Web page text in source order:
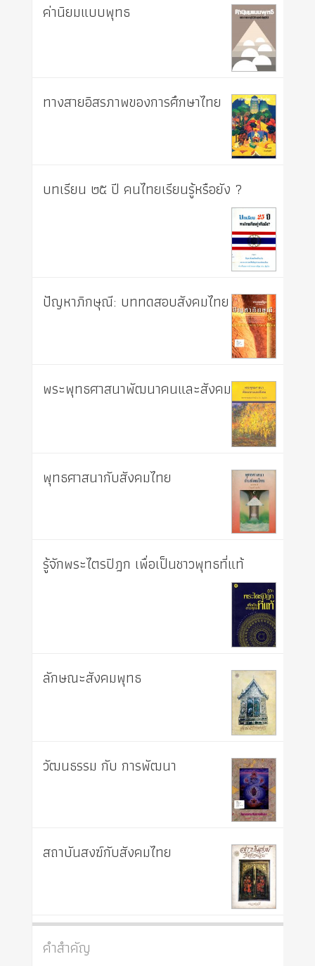
ค่านิยมแบบพุทธ
ทางสายอิสรภาพของการศึกษาไทย
บทเรียน ๒๕ ปี คนไทยเรียนรู้หรือยัง ?
ปัญหาภิกษุณี: บททดสอบสังคมไทย
พระพุทธศาสนาพัฒนาคนและสังคม
พุทธศาสนากับสังคมไทย
รู้จักพระไตรปิฎก เพื่อเป็นชาวพุทธที่แท้
ลักษณะสังคมพุทธ
วัฒนธรรม กับ การพัฒนา
สถาบันสงฆ์กับสังคมไทย
คำสำคัญ